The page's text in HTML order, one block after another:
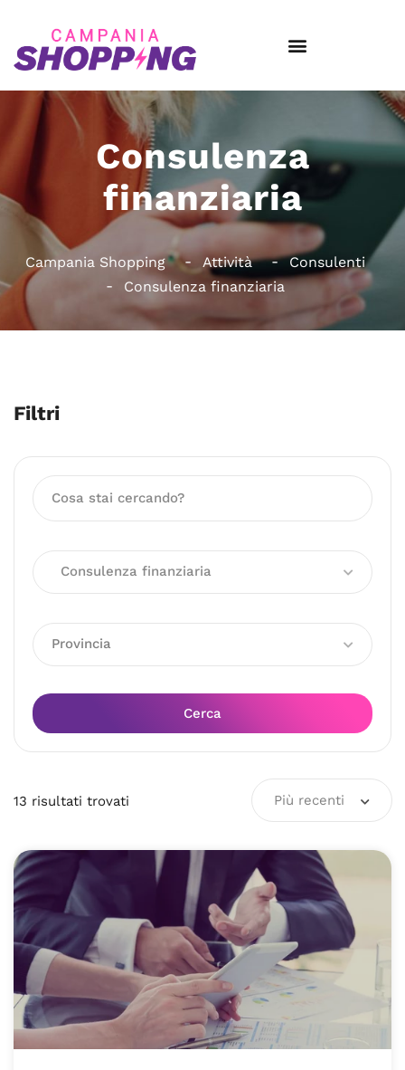
Consulenza
finanziaria
Campania Shopping Attività
Consulenti
Consulenza finanziaria
Filtri
Consulenza finanziaria
Provincia
Cerca
13 risultati trovati Più recenti